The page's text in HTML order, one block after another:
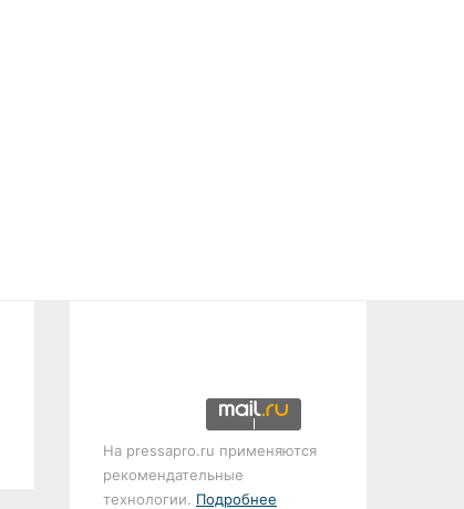
На pressapro.ru применяются
рекомендательные
технологии. Подробнее